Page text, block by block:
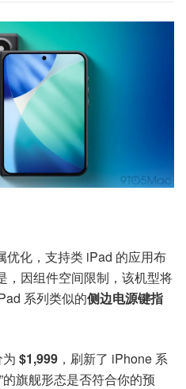
优化，支持类 iPad 的应用布
，因组件空间限制，该机型将
系列类似的侧边电源键指
$1,999 ，刷新了 iPhone 系
旗舰形态是否符合你的预